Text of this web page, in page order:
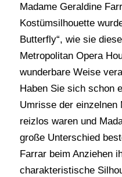
Madame Geraldine
Kostümsilhouette
Butterfly“, wie sie
Metropolitan Opera
wunderbare Weise
Haben Sie sich schon
Umrisse der einzelnen
reizlos waren und
große Unterschied
Farrar beim Anziehen
charakteristische